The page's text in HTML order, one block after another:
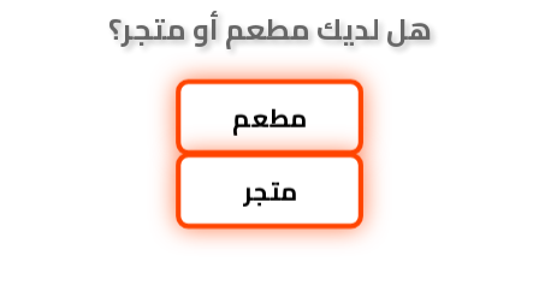
هل لديك مطعم أو متجر؟
مطعم
متجر